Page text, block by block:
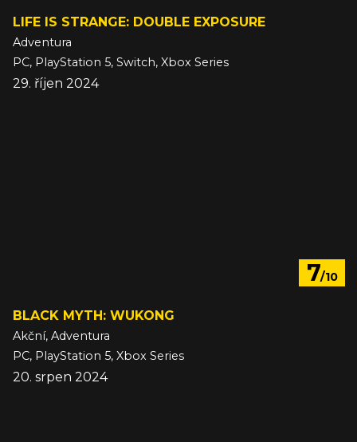
LIFE IS STRANGE: DOUBLE EXPOSURE
Adventura
PC, PlayStation 5, Switch, Xbox Series
29. říjen 2024
7/10
BLACK MYTH: WUKONG
Akční, Adventura
PC, PlayStation 5, Xbox Series
20. srpen 2024